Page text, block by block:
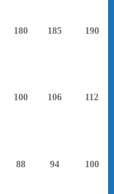
180 185 190
100 106 112
88 94 100